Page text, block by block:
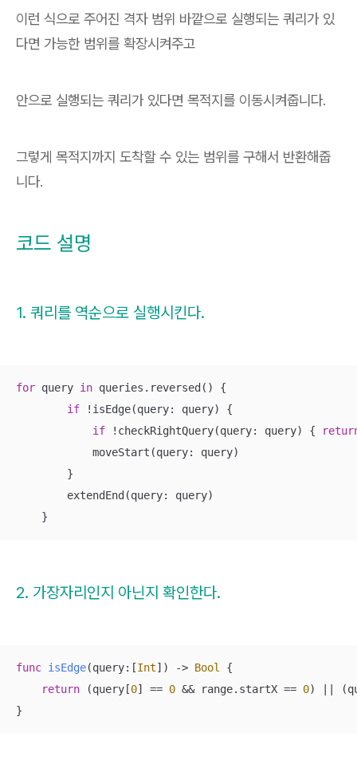
이런 식으로 주어진 격자 범위 바깥으로 실행되는 쿼리가 있
다면 가능한 범위를 확장시켜주고
안으로 실행되는 쿼리가 있다면 목적지를 이동시켜줍니다.
그렇게 목적지까지 도착할 수 있는 범위를 구해서 반환해줍
니다.
코드 설명
1. 쿼리를 역순으로 실행시킨다.
for query in queries.reversed() {
if
! isEdge(query: query) {
if
! checkRightQuery(query: query) {
            moveStart(query: query)
        }
        extendEnd(query: query)
    }
2. 가장자리인지 아닌지 확인한다.
func isEdge(query:[Int]) -> Bool
{
return (query[0] == 0 && range.startX == 0) ||
}